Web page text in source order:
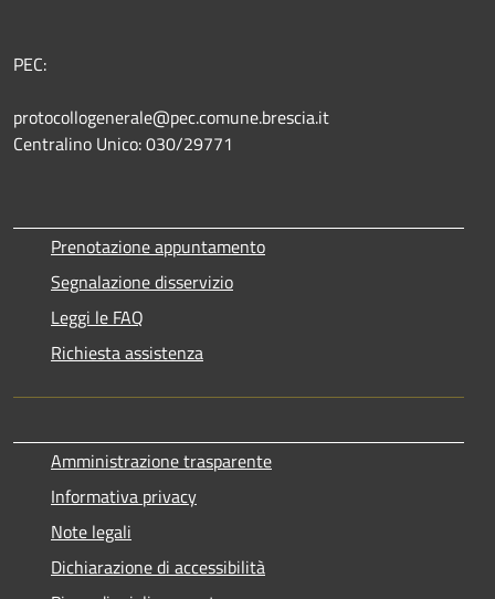
PEC:
protocollogenerale@pec.comune.brescia.it
Centralino Unico: 030/29771
Prenotazione appuntamento
Segnalazione disservizio
Leggi le FAQ
Richiesta assistenza
Amministrazione trasparente
Informativa privacy
Note legali
Dichiarazione di accessibilità